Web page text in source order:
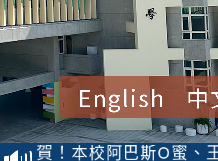
English 中
賀！本校參加桃園市中
賽 洪綺君教師榮獲社
賀！本校阿巴斯O蜜、